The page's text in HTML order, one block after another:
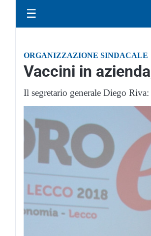
☰
ORGANIZZAZIONE SINDACALE
Vaccini in
Il segretario generale Diego